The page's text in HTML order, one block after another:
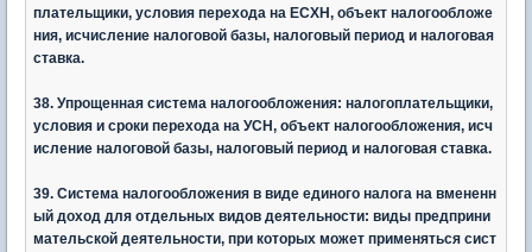
плательщики, условия перехода на ЕСХН, объект налогообложе
ния, исчисление налоговой базы, налоговый период и налоговая
ставка.
38. Упрощенная система налогообложения: налогоплательщики,
условия и сроки перехода на УСН, объект налогообложения, исч
исление налоговой базы, налоговый период и налоговая ставка.
39. Система налогообложения в виде единого налога на вмененн
ый доход для отдельных видов деятельности: виды предприни
мательской деятельности, при которых может применяться сист